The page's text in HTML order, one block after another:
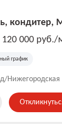
000 руб./
график
Нижегородская